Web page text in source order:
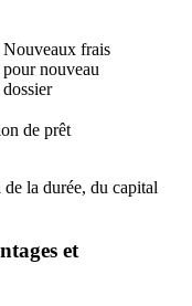
Nouveaux frais
pour nouveau
dossier
de prêt
la durée, du capital
et